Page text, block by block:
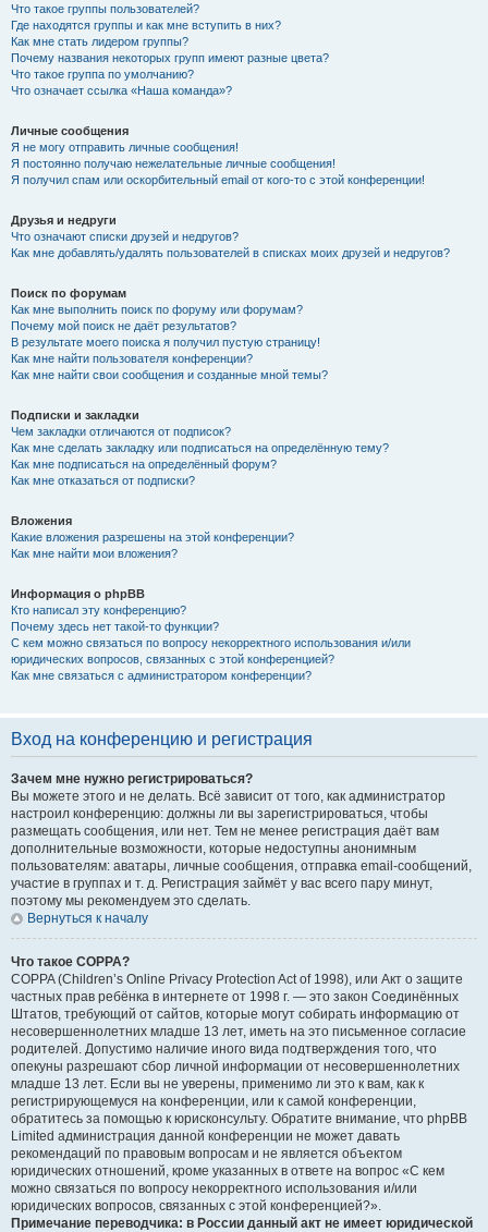
Что такое группы пользователей?
Где находятся группы и как мне вступить в них?
Как мне стать лидером группы?
Почему названия некоторых групп имеют разные цвета?
Что такое группа по умолчанию?
Что означает ссылка «Наша команда»?
Личные сообщения
Я не могу отправить личные сообщения!
Я постоянно получаю нежелательные личные сообщения!
Я получил спам или оскорбительный email от кого-то с этой конференции!
Друзья и недруги
Что означают списки друзей и недругов?
Как мне добавлять/удалять пользователей в списках моих друзей и недругов?
Поиск по форумам
Как мне выполнить поиск по форуму или форумам?
Почему мой поиск не даёт результатов?
В результате моего поиска я получил пустую страницу!
Как мне найти пользователя конференции?
Как мне найти свои сообщения и созданные мной темы?
Подписки и закладки
Чем закладки отличаются от подписок?
Как мне сделать закладку или подписаться на определённую тему?
Как мне подписаться на определённый форум?
Как мне отказаться от подписки?
Вложения
Какие вложения разрешены на этой конференции?
Как мне найти мои вложения?
Информация о phpBB
Кто написал эту конференцию?
Почему здесь нет такой-то функции?
С кем можно связаться по вопросу некорректного использования и/или
юридических вопросов, связанных с этой конференцией?
Как мне связаться с администратором конференции?
Вход на конференцию и регистрация
Зачем мне нужно регистрироваться?
Вы можете этого и не делать. Всё зависит от того, как администратор
настроил конференцию: должны ли вы зарегистрироваться, чтобы
размещать сообщения, или нет. Тем не менее регистрация даёт вам
дополнительные возможности, которые недоступны анонимным
пользователям: аватары, личные сообщения, отправка email-сообщений,
участие в группах и т. д. Регистрация займёт у вас всего пару минут,
поэтому мы рекомендуем это сделать.
Вернуться к началу
Что такое COPPA?
COPPA (Children’s Online Privacy Protection Act of 1998), или Акт о защите
частных прав ребёнка в интернете от 1998 г. — это закон Соединённых
Штатов, требующий от сайтов, которые могут собирать информацию от
несовершеннолетних младше 13 лет, иметь на это письменное согласие
родителей. Допустимо наличие иного вида подтверждения того, что
опекуны разрешают сбор личной информации от несовершеннолетних
младше 13 лет. Если вы не уверены, применимо ли это к вам, как к
регистрирующемуся на конференции, или к самой конференции,
обратитесь за помощью к юрисконсульту. Обратите внимание, что phpBB
Limited администрация данной конференции не может давать
рекомендаций по правовым вопросам и не является объектом
юридических отношений, кроме указанных в ответе на вопрос «С кем
можно связаться по вопросу некорректного использования и/или
юридических вопросов, связанных с этой конференцией?».
Примечание переводчика: в России данный акт не имеет юридической